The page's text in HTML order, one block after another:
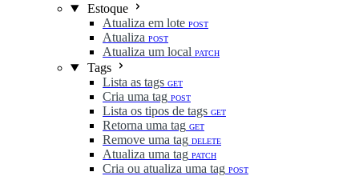
Estoque
Atualiza em lote POST
Atualiza POST
Atualiza um local PATCH
Tags
Lista as tags GET
Cria uma tag POST
Lista os tipos de tags GET
Retorna uma tag GET
Remove uma tag DELETE
Atualiza uma tag PATCH
Cria ou atualiza uma tag POST